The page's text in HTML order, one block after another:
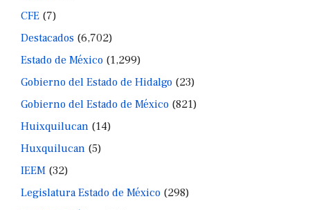
CFE (7)
Destacados (6,702)
Estado de México (1,299)
Gobierno del Estado de Hidalgo (23)
Gobierno del Estado de México (821)
Huixquilucan (14)
Huxquilucan (5)
IEEM (32)
Legislatura Estado de México (298)